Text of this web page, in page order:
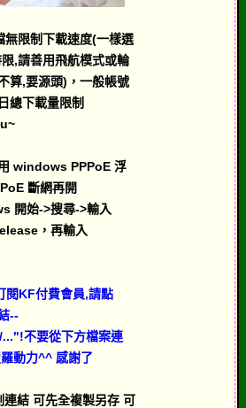
限制下載速度(一樣選
,請善用飛航模式或輪
算,要源頭)，一般帳號
總下載量限制
windows PPPoE 浮
斷網再開
開始->搜尋->輸入
，再輸入
閱KF付費會員,請點
--
不要從下方檔案連
動力^^ 感謝了
結 可先全複製另存 可